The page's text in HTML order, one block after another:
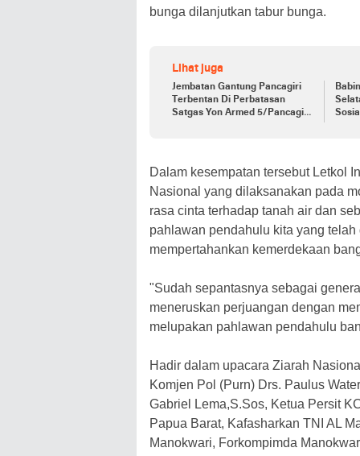
bunga dilanjutkan tabur bunga.
Lihat juga
Jembatan Gantung Pancagiri
Terbentan Di Perbatasan
Satgas Yon Armed 5/Pancagiri
Dalam kesempatan tersebut Letkol
Nasional yang dilaksanakan pada
rasa cinta terhadap tanah air dan
pahlawan pendahulu kita yang
mempertahankan kemerdekaan
"Sudah sepantasnya sebagai
meneruskan perjuangan dengan
melupakan pahlawan pendahulu
Hadir dalam upacara Ziarah
Komjen Pol (Purn) Drs. Paulus
Gabriel Lema,S.Sos, Ketua Persit
Papua Barat, Kafasharkan TNI AL
Manokwari, Forkompimda